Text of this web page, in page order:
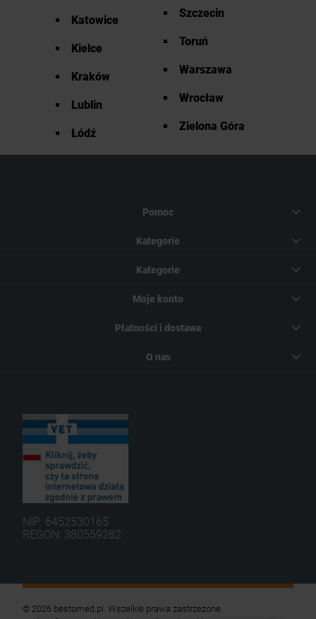
Katowice
Kielce
Kraków
Lublin
Łódź
Szczecin
Toruń
Warszawa
Wrocław
Zielona Góra
Pomoc
Kategorie
Kategorie
Moje konto
Płatności i dostawa
O nas
NIP: 6452530165
REGON: 380559282
© 2026 bestomed.pl. Wszelkie prawa zastrzeżone.